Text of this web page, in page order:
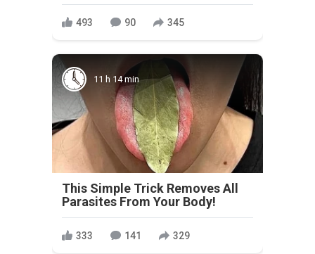
493 90 345
11 h 14 min
This Simple Trick Removes All
Parasites From Your Body!
333 141 329